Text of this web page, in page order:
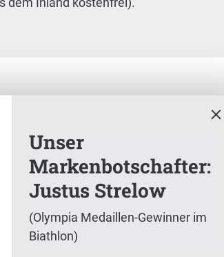
Unser
Markenbotschafter:
Justus Strelow
(Olympia Medaillen-Gewinner im
Biathlon)
Strelow